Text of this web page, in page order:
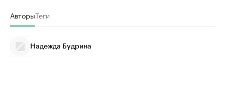
АвторыТеги
Надежда Будрина